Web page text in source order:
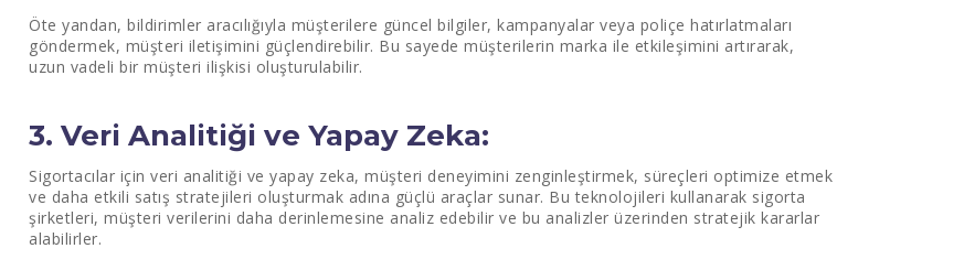
Öte yandan, bildirimler aracılığıyla müşterilere güncel bilgiler, kampanyalar veya poliçe hatırlatmaları
göndermek, müşteri iletişimini güçlendirebilir. Bu sayede müşterilerin marka ile etkileşimini artırarak,
uzun vadeli bir müşteri ilişkisi oluşturulabilir.
3. Veri Analitiği ve Yapay Zeka:
Sigortacılar için veri analitiği ve yapay zeka, müşteri deneyimini zenginleştirmek, süreçleri optimize etmek
ve daha etkili satış stratejileri oluşturmak adına güçlü araçlar sunar. Bu teknolojileri kullanarak sigorta
şirketleri, müşteri verilerini daha derinlemesine analiz edebilir ve bu analizler üzerinden stratejik kararlar
alabilirler.